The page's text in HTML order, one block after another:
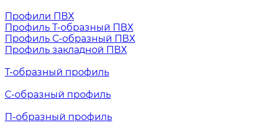
Профили ПВХ
Профиль Т-образный ПВХ
Профиль С-образный ПВХ
Профиль закладной ПВХ
Т-образный профиль
С-образный профиль
П-образный профиль